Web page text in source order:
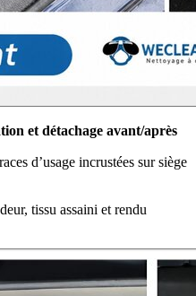
et détachage avant/après
d’usage incrustées sur siège
tissu assaini et rendu